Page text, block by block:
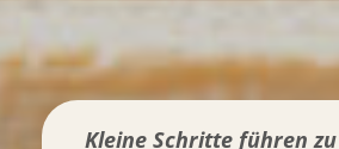
Kleine Schritte führen zu